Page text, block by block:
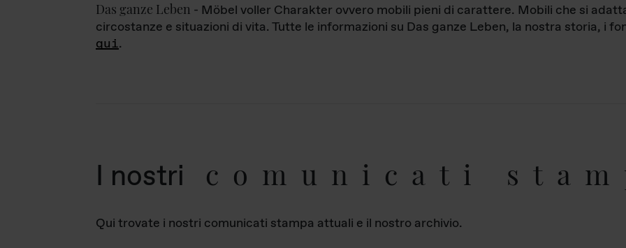
Das ganze Leben - Möbel voller Charakter ovvero mobili pieni di carattere. Mobili che si
circostanze e situazioni di vita. Tutte le informazioni su Das ganze Leben, la nostra storia, i
qui.
I nostri comunicati
Qui trovate i nostri comunicati stampa attuali e il nostro archivio.